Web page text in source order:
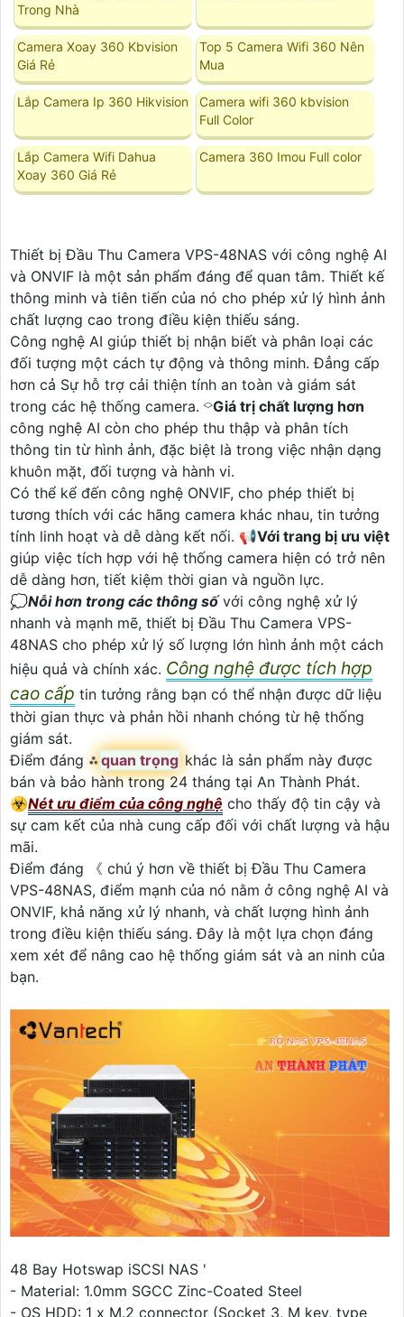
Trong Nhà
Camera Xoay 360 Kbvision
Giá Rẻ
Top 5 Camera Wifi 360 Nên
Mua
Lắp Camera Ip 360 Hikvision
Camera wifi 360 kbvision
Full Color
Lắp Camera Wifi Dahua
Xoay 360 Giá Rẻ
Camera 360 Imou Full color
Thiết bị Đầu Thu Camera VPS-48NAS với công nghệ AI
và ONVIF là một sản phẩm đáng để quan tâm. Thiết kế
thông minh và tiên tiến của nó cho phép xử lý hình ảnh
chất lượng cao trong điều kiện thiếu sáng.
Công nghệ AI giúp thiết bị nhận biết và phân loại các
đối tượng một cách tự động và thông minh. Đẳng cấp
hơn cả Sự hỗ trợ cải thiện tính an toàn và giám sát
trong các hệ thống camera. ⌔Giá trị chất lượng hơn
công nghệ AI còn cho phép thu thập và phân tích
thông tin từ hình ảnh, đặc biệt là trong việc nhận dạng
khuôn mặt, đối tượng và hành vi.
Có thể kể đến công nghệ ONVIF, cho phép thiết bị
tương thích với các hãng camera khác nhau, tin tưởng
tính linh hoạt và dễ dàng kết nối. 📢Với trang bị ưu việt
giúp việc tích hợp với hệ thống camera hiện có trở nên
dễ dàng hơn, tiết kiệm thời gian và nguồn lực.
💭Nỗi hơn trong các thông sốvới công nghệ xử lý
nhanh và mạnh mẽ, thiết bị Đầu Thu Camera VPS-
48NAS cho phép xử lý số lượng lớn hình ảnh một cách
hiệu quả và chính xác. Công nghệ được tích hợp
cao cấp tin tưởng rằng bạn có thể nhận được dữ liệu
thời gian thực và phản hồi nhanh chóng từ hệ thống
giám sát.
Điểm đáng ⁂quan trọng khác là sản phẩm này được
bán và bảo hành trong 24 tháng tại An Thành Phát.
☣️Nét ưu điểm của công nghệ cho thấy độ tin cậy và
sự cam kết của nhà cung cấp đối với chất lượng và hậu
mãi.
Điểm đáng 《 chú ý hơn về thiết bị Đầu Thu Camera
VPS-48NAS, điểm mạnh của nó nằm ở công nghệ AI và
ONVIF, khả năng xử lý nhanh, và chất lượng hình ảnh
trong điều kiện thiếu sáng. Đây là một lựa chọn đáng
xem xét để nâng cao hệ thống giám sát và an ninh của
bạn.
48 Bay Hotswap iSCSI NAS '
- Material: 1.0mm SGCC Zinc-Coated Steel
- OS HDD: 1 x M.2 connector (Socket 3, M key, type